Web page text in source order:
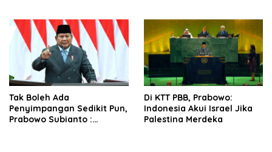
Tak Boleh Ada
Penyimpangan Sedikit Pun,
Prabowo Subianto :
Di KTT PBB, Prabowo:
Indonesia Akui Israel Jika
Palestina Merdeka